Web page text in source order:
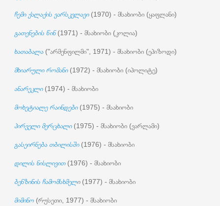
ჩემი ქალაქის ვარსკვლავი (1970) - მსახიობი (ყაფლანი)
გათენების წინ(1971) - მსახიობი (კოლია)
ხათაბალა("არმენფილმი", 1971) - მსახიობი (ეპიზოდი)
მხიარული რომანი(1972) - მსახიობი (იპოლიტე)
ანარეკლი(1974) - მსახიობი
მოხეტიალე რაინდები (1975) - მსახიობი
პირველი მერცხალი(1975) - მსახიობი (ვარლამი)
გასეირნება თბილისში(1976) - მსახიობი
დილის ნისლივით (1976) - მსახიობი
ბენზინის ჩამომსხმელი(1977) - მსახიობი
მიმინო (რუსეთი, 1977) - მსახიობი